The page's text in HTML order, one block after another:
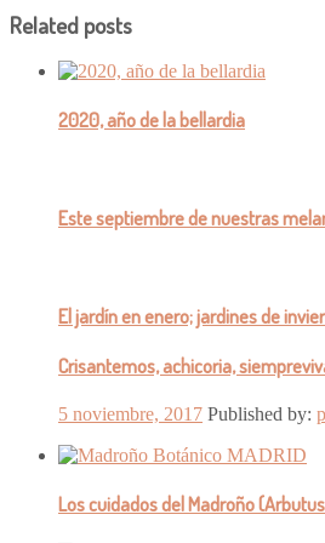
Related posts
2020, año de la bellardia
Este septiembre de nuestras
El jardín en enero; jardines de
Crisantemos, achicoria,
5 noviembre, 2017 Published by:
Los cuidados del Madroño